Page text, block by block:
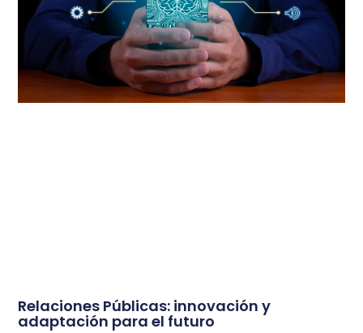
Relaciones Públicas: innovación y
adaptación para el futuro